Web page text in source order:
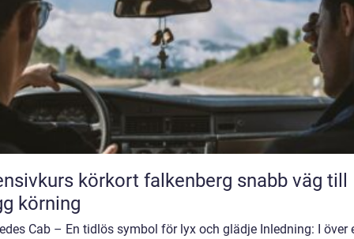
körkort falkenberg snabb väg till
körning
Cab – En tidlös symbol för lyx och glädje Inledning: I över